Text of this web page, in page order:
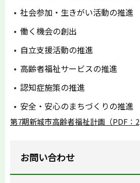
社会参加・生きがい活動の推進
働く機会の創出
自立支援活動の推進
高齢者福祉サービスの推進
認知症施策の推進
安全・安心のまちづくりの推進
第7期新城市高齢者福祉計画（PDF：
お問い合わせ